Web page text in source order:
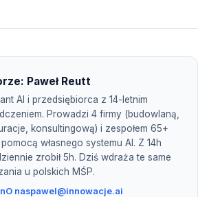
Paweł Reutt
AI i przedsiębiorca z 14-letnim
Prowadzi 4 firmy (budowlaną,
konsultingową) i zespołem 65+
własnego systemu AI. Z 14h
zrobił 5h. Dziś wdraża te same
u polskich MŚP.
O naspawel@innowacje.ai